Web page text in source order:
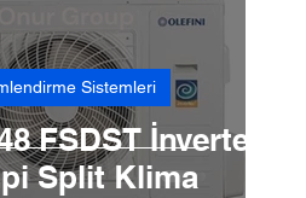
FSDST İnverter
Split Klima
Sistemleri